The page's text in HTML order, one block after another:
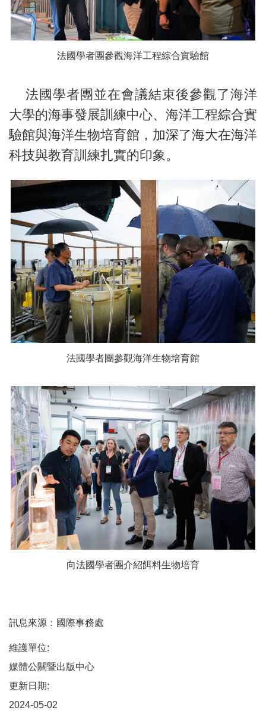
法國學者團參觀海洋工程綜合實驗館
法國學者團並在會議結束後參觀了海洋
大學的海事發展訓練中心、海洋工程綜合實
驗館與海洋生物培育館，加深了海大在海洋
科技與教育訓練扎實的印象。
法國學者團參觀海洋生物培育館
向法國學者團介紹餌料生物培育
訊息來源：國際事務處
維護單位:
媒體公關暨出版中心
更新日期:
2024-05-02